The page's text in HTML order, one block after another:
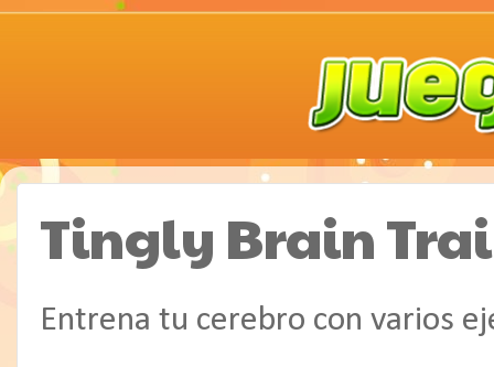
Tingly Brain
Entrena tu cerebro con varios